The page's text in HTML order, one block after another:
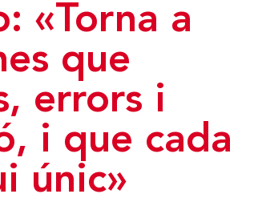
«Torna a
que
errors i
i que cada
únic»